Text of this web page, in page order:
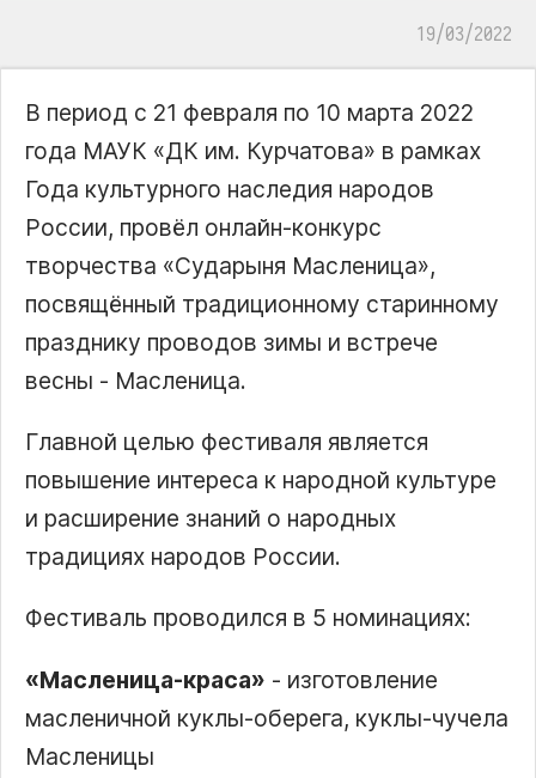
19/03/2022
В период с 21 февраля по 10 марта 2022
года МАУК «ДК им. Курчатова» в рамках
Года культурного наследия народов
России, провёл онлайн-конкурс
творчества
Сударыня Масленица ,
посвящённый традиционному старинному
празднику проводов зимы и встрече
весны - Масленица.
Главной целью фестиваля является
повышение интереса к народной культуре
и расширение знаний о народных
традициях народов России.
Фестиваль проводился в 5 номинациях:
«Масленица-краса» - изготовление
масленичной куклы-оберега, куклы-чучела
Масленицы